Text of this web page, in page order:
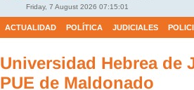
Friday, 7 August 2026 07:15:02
ACTUALIDAD POLÍTICA JUDICIALES
Universidad Hebrea de
PUE de Maldonado